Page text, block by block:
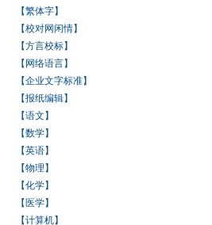
【繁体字】
【校对网闲情】
【方言校标】
【网络语言】
【企业文字标准】
【报纸编辑】
【语文】
【数学】
【英语】
【物理】
【化学】
【医学】
【计算机】